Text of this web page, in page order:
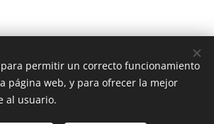
Protésico dental en Palma de Mallorca -
para permitir un correcto funcionamiento
página web, y para ofrecer la mejor
al usuario.